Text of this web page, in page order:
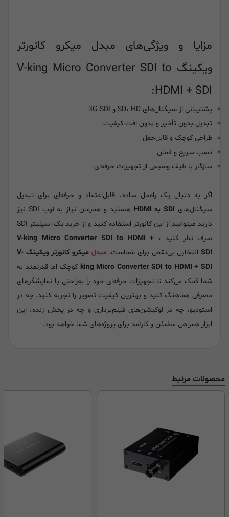
مزایا و ویژگی‌های مبدل میکرو کانورتر
ویکینگ V-king Micro Converter SDI to
HDMI + SDI:
پشتیبانی از سیگنال‌های SD، HD و 3G-SDI
تبدیل بدون تأخیر و بدون افت کیفیت
طراحی کوچک و قابل‌حمل
نصب سریع و آسان
سازگار با طیف وسیعی از تجهیزات حرفه‌ای
اگر به دنبال یک راه‌حل ساده، قابل‌اعتماد و حرفه‌ای برای تبدیل
سیگنال‌های SDI به HDMI
هستید و همزمان نیاز به لوپ SDI نیز
دارید میتوانید از این کانورتر استفاده کنید و از خرید یک اسپلیتر SDI
صرف نظر کنید ، V-king Micro Converter SDI to HDMI +
SDIانتخابی بی‌نقص برای شماست.مبدل
میکرو کانورتر ویکینگ V-
king Micro Converter SDI to HDMI + SDI کوچک اما قدرتمند به
شما کمک می‌کند تا تجهیزات حرفه‌ای خود را به‌راحتی با نمایشگرهای
مصرفی هماهنگ کنید و بهترین کیفیت تصویر را تجربه کنید. چه در
استودیو، چه در لوکیشن‌های فیلم‌برداری و چه در پخش زنده، این
ابزار همراهی مطمئن و کارآمد برای پروژه‌های شما خواهد بود.
محصولات مرتبط